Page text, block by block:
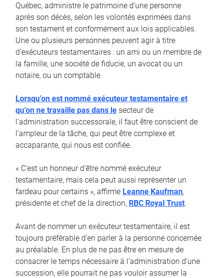
Québec, administre le patrimoine d’une personne
après son décès, selon les volontés exprimées dans
son testament et conformément aux lois applicables.
Une ou plusieurs personnes peuvent agir à titre
d’exécuteurs testamentaires : un ami ou un membre de
la famille, une société de fiducie, un avocat ou un
notaire, ou un comptable.
Lorsqu’on est nommé exécuteur testamentaire et
qu’on ne travaille pas dans le secteur de
l’administration successorale, il faut être conscient de
l’ampleur de la tâche, qui peut être complexe et
accaparante, qui nous est confiée.
« C’est un honneur d’être nommé exécuteur
testamentaire, mais cela peut aussi représenter un
fardeau pour certains », affirme Leanne Kaufman,
présidente et chef de la direction, RBC Royal Trust.
Avant de nommer un exécuteur testamentaire, il est
toujours préférable d’en parler à la personne concernée
au préalable. En plus de ne pas être en mesure de
consacrer le temps nécessaire à l’administration d’une
succession, elle pourrait ne pas vouloir assumer la